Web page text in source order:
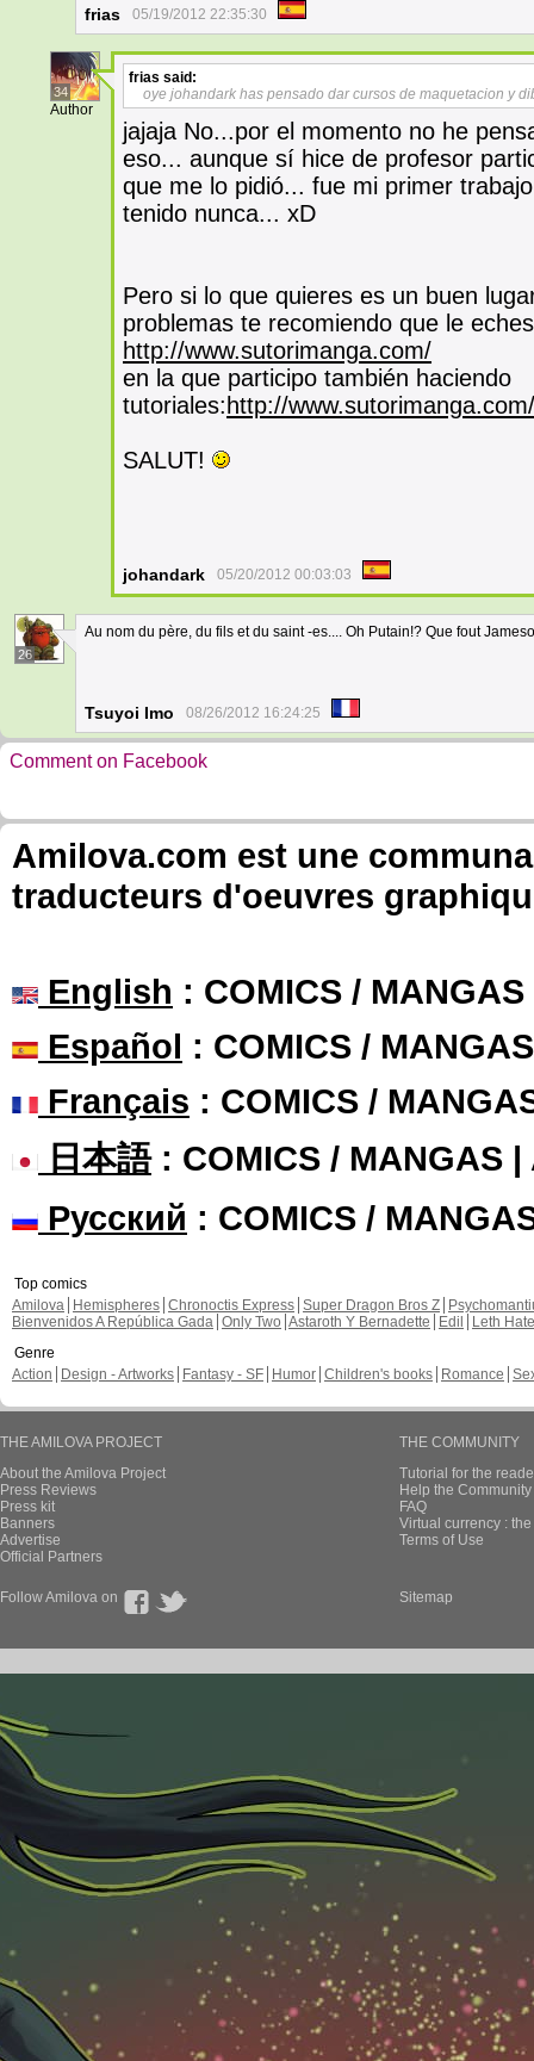
frias 05/19/2012 22:35:30
34
Author
frias said:
oye johandark has pensado dar cursos de maquetacion y
jajaja No...por el momento no he
eso... aunque sí hice de profesor
que me lo pidió... fue mi primer
tenido nunca... xD
Pero si lo que quieres es un buen
problemas te recomiendo que le
http://www.sutorimanga.com/
en la que participo también haciendo
tutoriales: http://
SALUT!
johandark 05/20/2012 00:03:03
26
Au nom du père, du fils et du saint -es.... Oh Putain!? Que fout
Tsuyoi Imo 08/26/2012 16:24:25
Comment on Facebook
Amilova.com est une
traducteurs d'oeuvres
English : COMICS /
Español : COMICS /
Français : COMICS /
日本語: COMICS / MANGAS |
Русский : COMICS /
Top comics
Amilova
Hemispheres Chronoctis Express Super Dragon Bros Z
Bienvenidos A República Gada Only Two Astaroth Y Bernadette Edil
Leth Hate
Genre
Action
Design - Artworks Fantasy - SF Humor Children's books Romance
THE AMILOVA PROJECT
About the Amilova Project
Press Reviews
Press kit
Banners
Advertise
Official Partners
THE COMMUNITY
Tutorial for the
Help the
FAQ
Virtual currency :
Terms of Use
Follow Amilova on Sitemap